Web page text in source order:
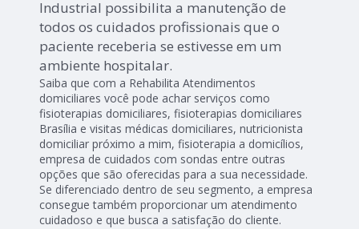
Industrial possibilita a manutenção de
todos os cuidados profissionais que o
paciente receberia se estivesse em um
ambiente hospitalar.
Saiba que com a Rehabilita Atendimentos
domiciliares você pode achar serviços como
fisioterapias domiciliares, fisioterapias domiciliares
Brasília e visitas médicas domiciliares, nutricionista
domiciliar próximo a mim, fisioterapia a domicílios,
empresa de cuidados com sondas entre outras
opções que são oferecidas para a sua necessidade.
Se diferenciado dentro de seu segmento, a empresa
consegue também proporcionar um atendimento
cuidadoso e que busca a satisfação do cliente.